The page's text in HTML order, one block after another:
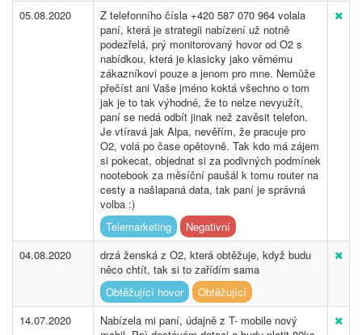
05.08.2020
Z telefonního čísla +420 587 070 964 volala
paní, která je strategii nabízení už notně
podezřelá, prý monitorovaný hovor od O2 s
nabídkou, která je klasicky jako věrnému
zákazníkovi pouze a jenom pro mne. Nemůže
přečíst ani Vaše jméno koktá všechno o tom
jak je to tak výhodné, že to nelze nevyužít,
paní se nedá odbít jinak než zavěsit telefon.
Je vtíravá jak Alpa, nevěřím, že pracuje pro
O2, volá po čase opětovně. Tak kdo má zájem
si pokecat, objednat si za podivných podmínek
nootebook za měsíční paušál k tomu router na
cesty a našlapaná data, tak paní je správná
volba :)
Telemarketing
Negativní
04.08.2020
drzá ženská z O2, která obtěžuje, když budu
něco chtít, tak si to zařídím sama
Obtěžující hovor
Obtěžující
14.07.2020
Nabízela mi paní, údajně z T- mobile nový